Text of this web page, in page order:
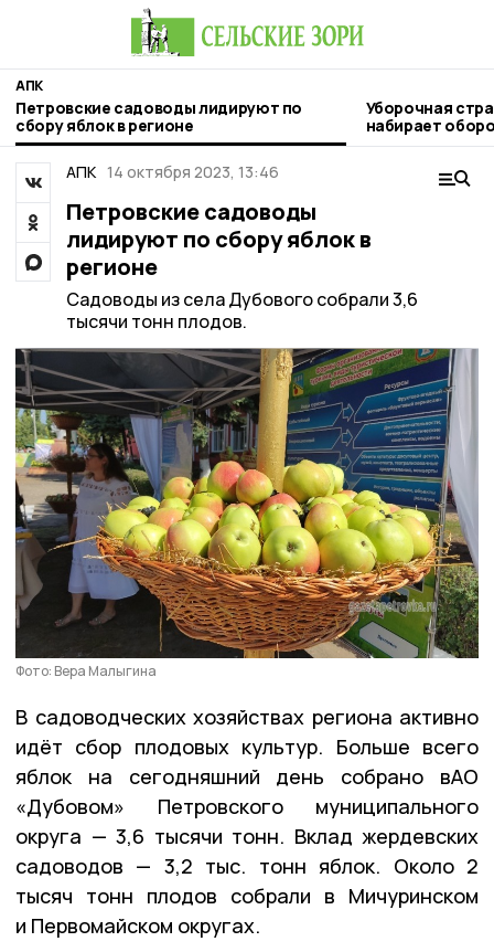
АПК
Петровские садоводы лидируют по
сбору яблок в регионе
Уборочная
набирает
АПК 14 октября 2023, 13:46
Петровские садоводы
лидируют по сбору яблок в
регионе
Садоводы из села Дубового собрали 3,6
тысячи тонн плодов.
Фото: Вера Малыгина
В садоводческих хозяйствах региона активно
идёт сбор плодовых культур. Больше всего
яблок на сегодняшний день собрано вАО
«Дубовом» Петровского муниципального
округа — 3,6 тысячи тонн. Вклад жердевских
садоводов — 3,2 тыс. тонн яблок. Около 2
тысяч тонн плодов собрали в Мичуринском
и Первомайском округах.